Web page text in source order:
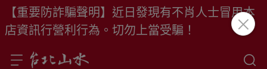
【重要防詐騙聲明】近日發現有不肖人士冒用本
店資訊行營利行為。切勿上當受騙！